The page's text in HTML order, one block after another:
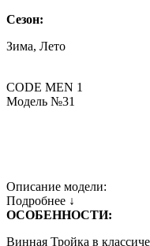
Сезон:
Зима, Лето
CODE MEN 1
Модель №31
Описание модели:
Подробнее ↓
ОСОБЕННОСТИ:
Винная Тройка в